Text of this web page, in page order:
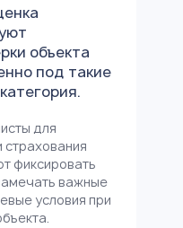
объекта
под такие
для
фиксировать
важные
условия при